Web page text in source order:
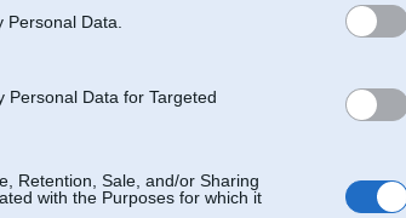
Data.
Personal Data for Targeted
Retention, Sale, and/or Sharing
with the Purposes for which it
ir salīdzinoši elementāri